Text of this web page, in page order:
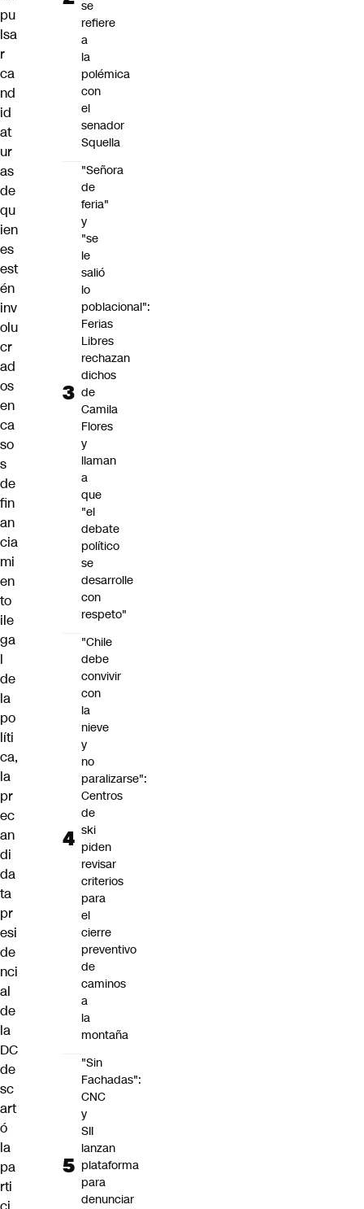
pu
lsa
r
ca
nd
id
at
ur
as
de
qu
ien
es
est
én
inv
olu
cr
ad
os
en
ca
so
s
de
fin
an
cia
mi
en
to
ile
ga
l
de
la
po
líti
ca,
la
pr
ec
an
di
da
ta
pr
esi
de
nci
al
de
la
DC
de
sc
art
ó
la
pa
rti
se
refiere
a
la
polémica
con
el
senador
Squella
"Señora
de
feria"
y
"se
le
salió
lo
poblacional":
Ferias
Libres
rechazan
dichos
de
Camila
Flores
y
llaman
a
que
"el
debate
político
se
desarrolle
con
respeto"
"Chile
debe
convivir
con
la
nieve
y
no
paralizarse":
Centros
de
ski
piden
revisar
criterios
para
el
cierre
preventivo
de
caminos
a
la
montaña
"Sin
Fachadas":
CNC
y
SII
lanzan
plataforma
para
denunciar